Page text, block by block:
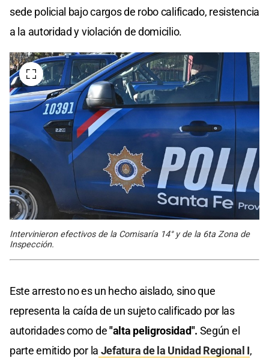
sede policial bajo cargos de robo calificado, resistencia
a la autoridad y violación de domicilio.
Intervinieron efectivos de la Comisaría 14° y de la 6ta Zona de
Inspección.
Este arresto no es un hecho aislado, sino que
representa la caída de un sujeto calificado por las
autoridades como de"alta peligrosidad". Según el
parte emitido por la Jefatura de la Unidad Regional I,